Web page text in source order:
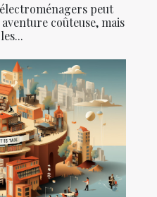
peut
coûteuse, mais